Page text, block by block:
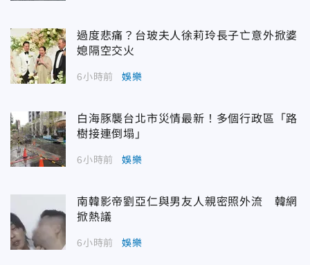
過度悲痛？台玻夫人徐莉玲長子亡意外掀婆
媳隔空交火
6小時前 娛樂
白海豚襲台北市災情最新！多個行政區「路
樹接連倒塌」
6小時前 娛樂
南韓影帝劉亞仁與男友人親密照外流 韓網
掀熱議
6小時前 娛樂